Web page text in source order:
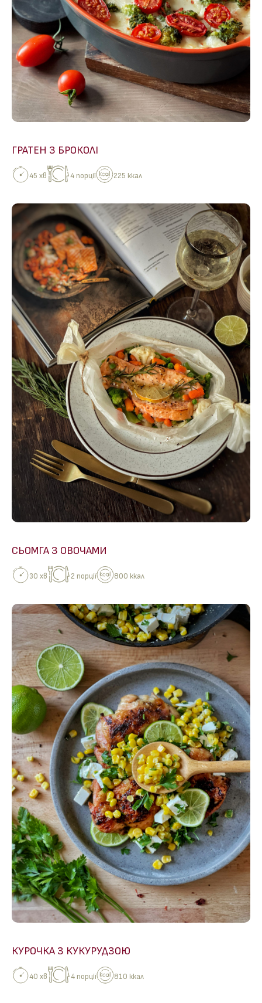
ГРАТЕН З БРОКОЛІ
45 хв 4 порції 225 ккал
СЬОМГА З ОВОЧАМИ
30 хв 2 порції 800 ккал
КУРОЧКА З КУКУРУДЗОЮ
40 хв 4 порції 810 ккал